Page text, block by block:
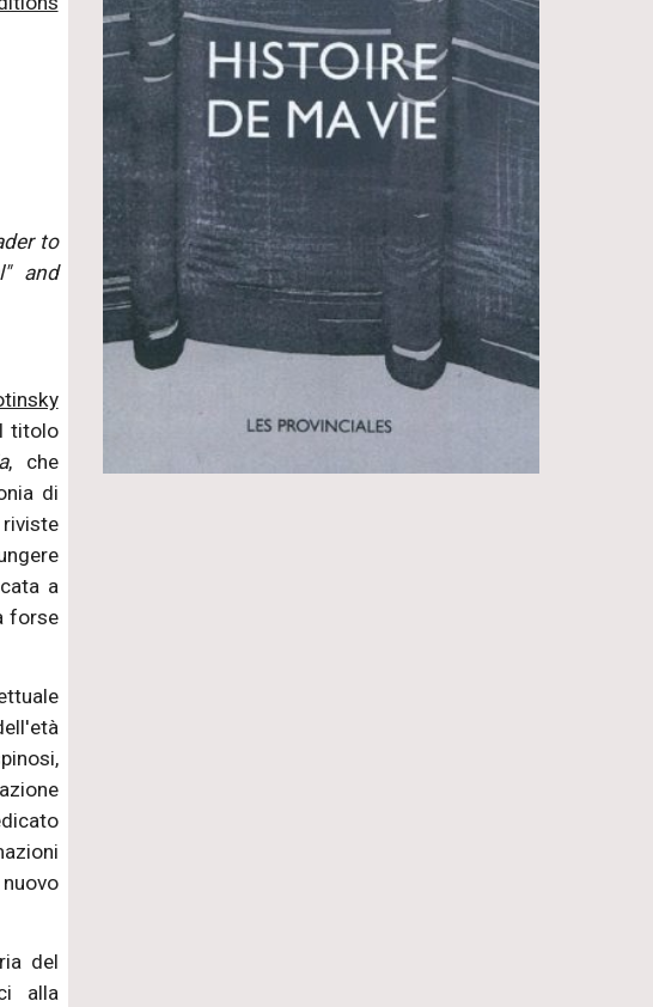
to
and
titolo
, che
di
a
forse
del
alla